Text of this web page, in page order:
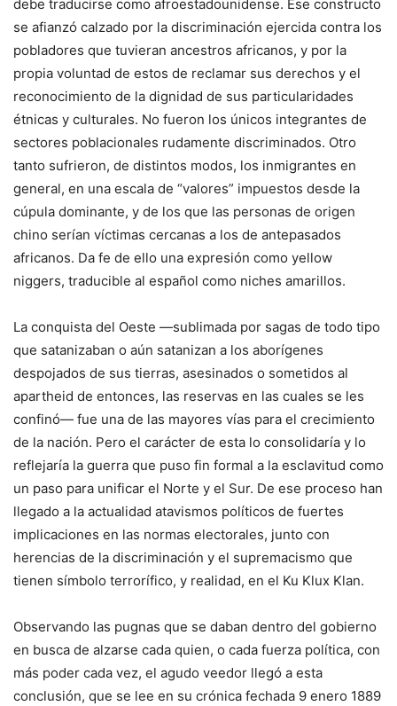
debe traducirse como afroestadounidense. Ese constructo
se afianzó calzado por la discriminación ejercida contra los
pobladores que tuvieran ancestros africanos, y por la
propia voluntad de estos de reclamar sus derechos y el
reconocimiento de la dignidad de sus particularidades
étnicas y culturales. No fueron los únicos integrantes de
sectores poblacionales rudamente discriminados. Otro
tanto sufrieron, de distintos modos, los inmigrantes en
general, en una escala de “valores” impuestos desde la
cúpula dominante, y de los que las personas de origen
chino serían víctimas cercanas a los de antepasados
africanos. Da fe de ello una expresión como yellow
niggers, traducible al español como niches amarillos.
La conquista del Oeste —sublimada por sagas de todo tipo
que satanizaban o aún satanizan a los aborígenes
despojados de sus tierras, asesinados o sometidos al
apartheid de entonces, las reservas en las cuales se les
confinó— fue una de las mayores vías para el crecimiento
de la nación. Pero el carácter de esta lo consolidaría y lo
reflejaría la guerra que puso fin formal a la esclavitud como
un paso para unificar el Norte y el Sur. De ese proceso han
llegado a la actualidad atavismos políticos de fuertes
implicaciones en las normas electorales, junto con
herencias de la discriminación y el supremacismo que
tienen símbolo terrorífico, y realidad, en el Ku Klux Klan.
Observando las pugnas que se daban dentro del gobierno
en busca de alzarse cada quien, o cada fuerza política, con
más poder cada vez, el agudo veedor llegó a esta
conclusión, que se lee en su crónica fechada 9 enero 1889